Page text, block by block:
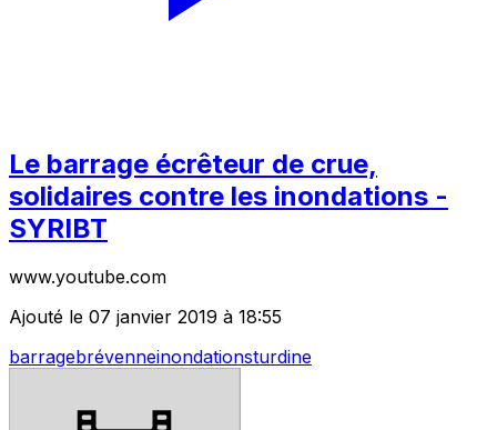
Le barrage écrêteur de crue,
solidaires contre les inondations -
SYRIBT
www.youtube.com
Ajouté le 07 janvier 2019 à 18:55
barragebrévenneinondationsturdine